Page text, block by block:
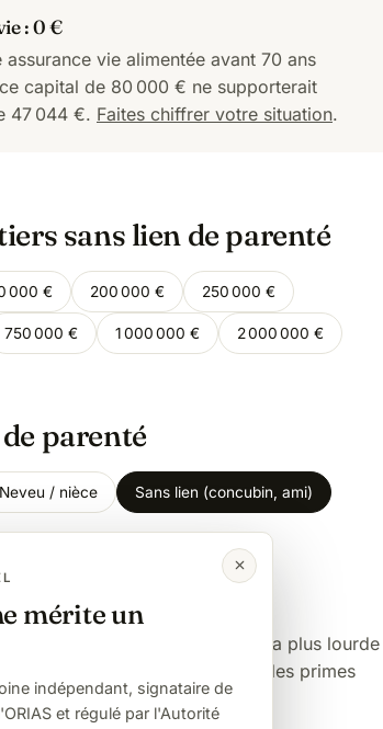
: 0 €
vie alimentée avant 70 ans
capital de 80 000 € ne supporterait
47 044 €. Faites chiffrer votre situation.
sans lien de parenté
000 € 200 000 € 250 000 €
750 000 € 1 000 000 € 2 000 000 €
parenté
Neveu / nièce Sans lien (concubin, ami)
à un concubin ou un ami est la plus lourde
d'abattement puis 20 % pour les primes
y échapper légalement.
mérite un
indépendant, signataire de
et régulé par l'Autorité